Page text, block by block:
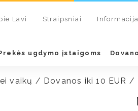
Lavi Straipsniai Informacija
ugdymo įstaigoms
vaikų / Dovanos iki 10 EUR /